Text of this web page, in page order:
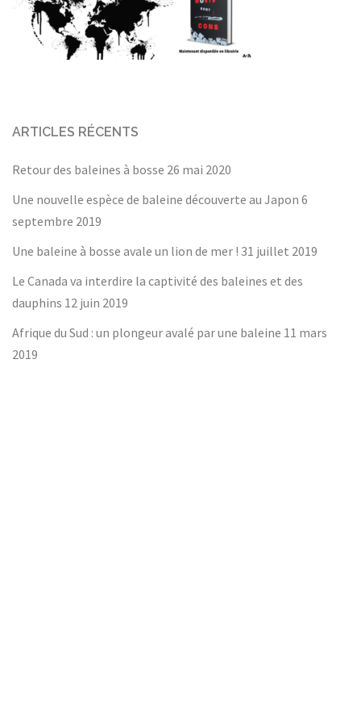
ARTICLES RÉCENTS
Retour des baleines à bosse 26 mai 2020
Une nouvelle espèce de baleine découverte au Japon 6
septembre 2019
Une baleine à bosse avale un lion de mer ! 31 juillet 2019
Le Canada va interdire la captivité des baleines et des
dauphins 12 juin 2019
Afrique du Sud : un plongeur avalé par une baleine 11 mars
2019